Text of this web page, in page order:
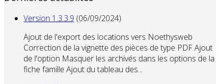
Version 1.3.3.9 (06/09/2024)
Ajout de l'export des locations vers Noethysweb
Correction de la vignette des pièces de type PDF Ajout
de l'option Masquer les archivés dans les options de la
fiche famille Ajout du tableau des...